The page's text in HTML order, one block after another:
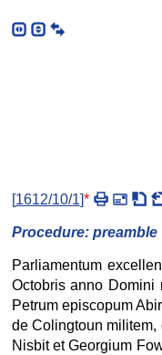
[1612/10/1]*
Procedure: preamble
Parliamentum
Octobris anno Domini
Petrum episcopum
de Colingtoun militem,
Nisbit et Georgium